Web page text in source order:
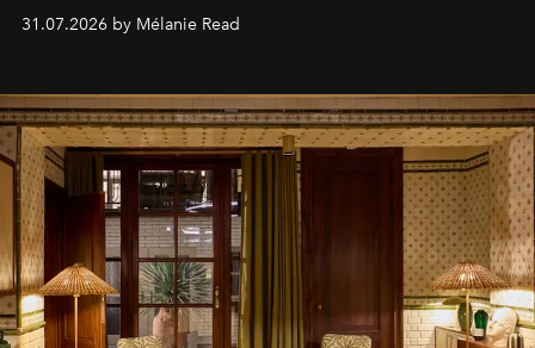
31.07.2026 by Mélanie Read